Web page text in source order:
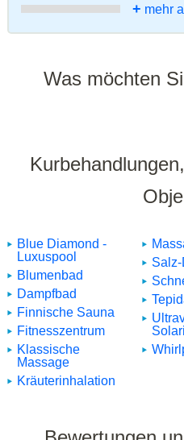
+ mehr
Was möchten
Blue Diamond -
Luxuspool
Blumenbad
Dampfbad
Finnische Sauna
Fitnesszentrum
Klassische
Massage
Kräuterinhalation